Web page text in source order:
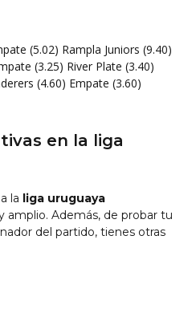
(5.02) Rampla Juniors (9.40)
(3.25) River Plate (3.40)
(4.60) Empate (3.60)
en la liga
la liga uruguaya
amplio. Además, de probar tu
del partido, tienes otras